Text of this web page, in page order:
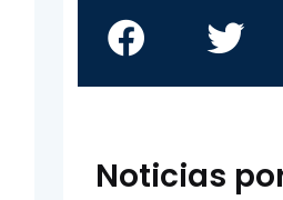
Noticias